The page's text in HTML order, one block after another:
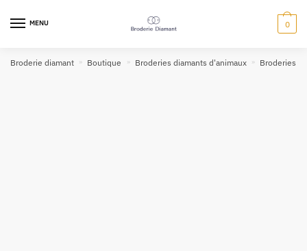
MENU 0
Broderie diamant » Boutique Broderies diamants d'animaux » Broderies